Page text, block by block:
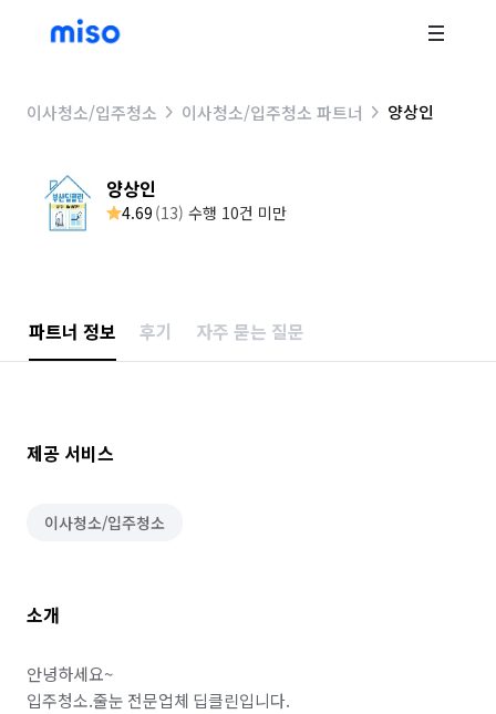
이사청소/입주청소 이사청소/입주청소 파트너 양상인
양상인
4.69 (13) 수행 10건 미만
파트너 정보 후기 자주 묻는 질문
제공 서비스
이사청소/입주청소
소개
안녕하세요~
입주청소.줄눈 전문업체 딥클린입니다.